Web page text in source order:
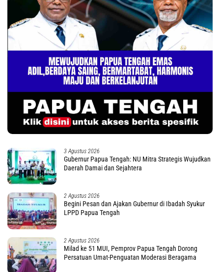
3 Agustus 2026
Gubernur Papua Tengah: NU Mitra Strategis Wujudkan
Daerah Damai dan Sejahtera
2 Agustus 2026
Begini Pesan dan Ajakan Gubernur di Ibadah Syukur
LPPD Papua Tengah
2 Agustus 2026
Milad ke 51 MUI, Pemprov Papua Tengah Dorong
Persatuan Umat-Penguatan Moderasi Beragama